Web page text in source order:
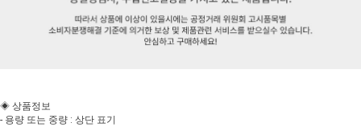
◈ 상품정보
- 용량 또는 중량 : 상단 표기